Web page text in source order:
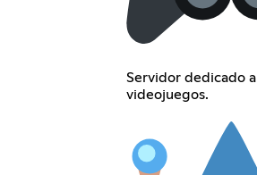
Servidor dedicado a
videojuegos.